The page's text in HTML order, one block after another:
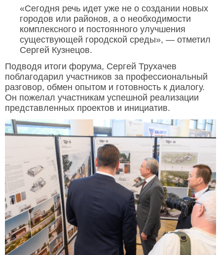
«Сегодня речь идет уже не о создании новых
городов или районов, а о необходимости
комплексного и постоянного улучшения
существующей городской среды», — отметил
Сергей Кузнецов.
Подводя итоги форума, Сергей Трухачев
поблагодарил участников за профессиональный
разговор, обмен опытом и готовность к диалогу.
Он пожелал участникам успешной реализации
представленных проектов и инициатив.